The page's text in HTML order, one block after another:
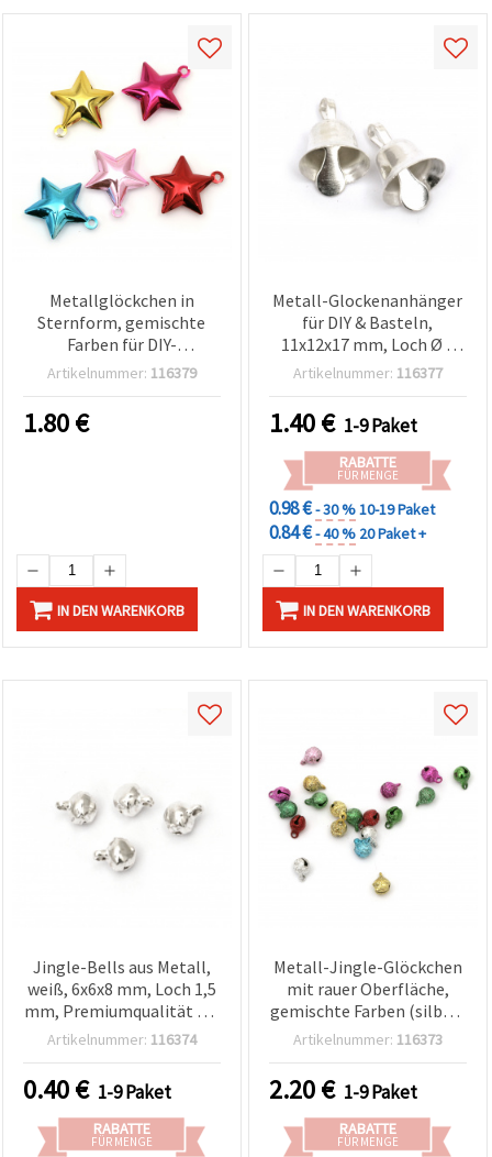
Metallglöckchen in
Sternform, gemischte
Farben für DIY-
Dekorationen & Basteln,
mm – 5 Stück
Artikelnummer: 116379
1.80€
IN DEN WARENKORB
Metall-Glockenanhänger
für DIY & Basteln,
11x12x17 mm, Loch Ø 2
mm, silberfarben – 10
Artikelnummer: 116377
1.40€ 1-9 Paket
RABATTE
FÜR MENGE
0.98 €- 30 %10-19 Paket
0.84 €- 40 % 20 Paket +
IN DEN WARENKORB
Jingle-Bells aus Metall,
weiß, 6x6x8 mm, Loch 1,5
mm, Premiumqualität für
Schmuckherstellung &
Artikelnummer: 116374
0.40€ 1-9 Paket
RABATTE
FÜR MENGE
Metall-Jingle-Glöckchen
mit rauer Oberfläche,
gemischte Farben (silber-
& goldfarben), 6×6×9 mm,
Schmuckherstellung,
Basteln & DIY-
Dekorationen, 25 Stück
Artikelnummer: 116373
2.20€ 1-9 Paket
RABATTE
FÜR MENGE